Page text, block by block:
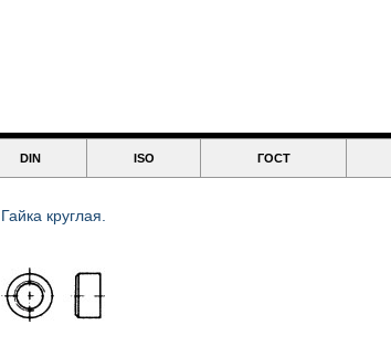
DIN ISO ГОСТ
Гайка круглая.